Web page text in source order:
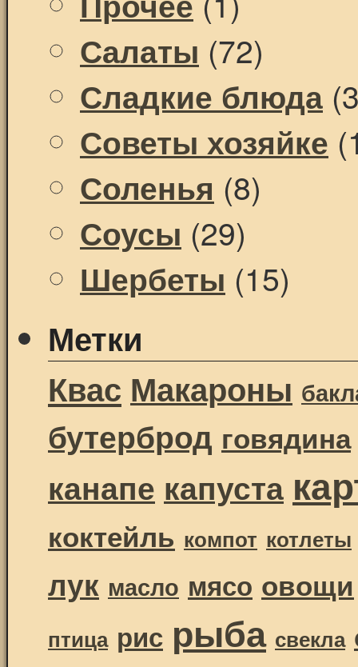
Салаты (72)
Сладкие блюда
Советы хозяйке
Соленья (8)
Соусы (29)
Шербеты (15)
Метки
Квас Макароны
бутерброд говядина
канапе капуста
коктейль компот котлеты
лук масло мясо овощи
птица рис рыба свекла